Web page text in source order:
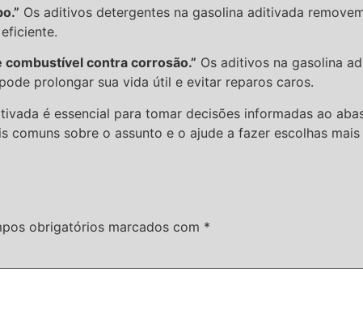
Os aditivos detergentes na gasolina aditivada
combustível contra corrosão.” Os aditivos na gasolina
prolongar sua vida útil e evitar reparos caros.
é essencial para tomar decisões informadas ao
comuns sobre o assunto e o ajude a fazer escolhas
obrigatórios marcados com *